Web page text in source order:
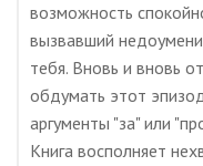
возможность
вызвавший
тебя. Вновь и вновь
обдумать этот
аргументы "за" или
Книга восполняет